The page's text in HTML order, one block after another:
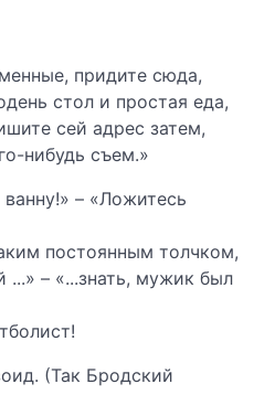
придите сюда,
стол и простая еда,
сей адрес затем,
нибудь съем.»
– «Ложитесь
постоянным толчком,
...» – «...знать, мужик был
(Так Бродский